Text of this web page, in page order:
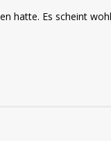
hatte. Es scheint